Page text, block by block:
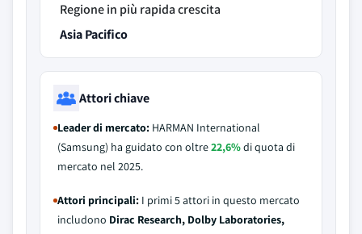
Regione in più rapida crescita
Asia Pacifico
Attori chiave
Leader di mercato: HARMAN International
(Samsung) ha guidato con oltre22,6%di quota di
mercato nel 2025.
Attori principali: I primi 5 attori in questo mercato
includono Dirac Research, Dolby Laboratories,